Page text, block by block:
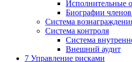
Исполнительные
Биографии
Система
Система контроля
Система
Внешний аудит
7 Управление рисками